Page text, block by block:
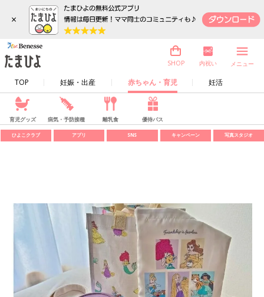
×
TOP 妊娠・出産 赤ちゃん・育児 妊活
SHOP 内祝い メニュー
育児グッズ 病気・予防接種 離乳食 優待パス
ひよこクラブ アプリ SNS キャンペーン 写真スタジオ